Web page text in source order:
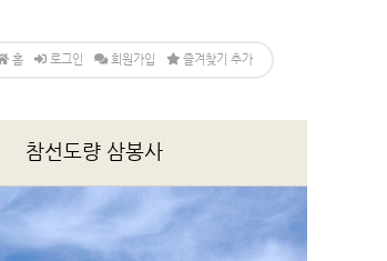
홈 로그인 회원가입 즐겨찾기 추가
참선도량 삼봉사
소개
법회,행사안내